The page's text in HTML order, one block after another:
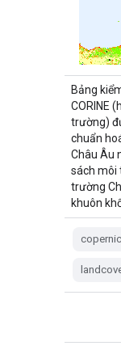
Bảng
CORINE
trường)
chuẩn
Châu Âu
sách môi
trường
khuôn